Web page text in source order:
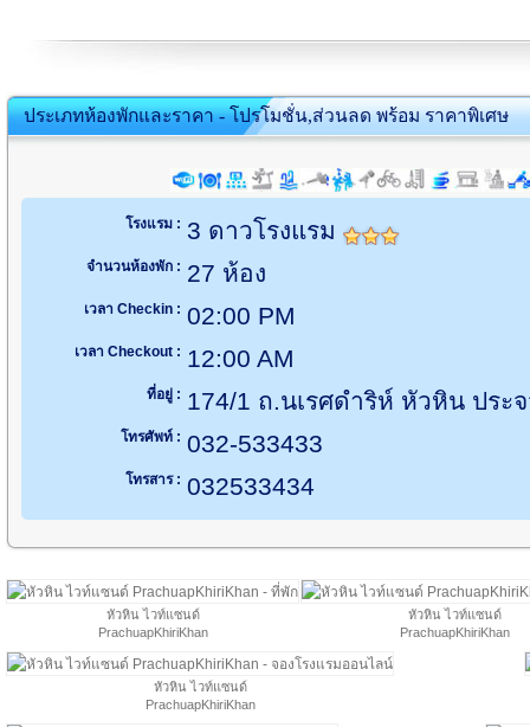
ประเภทห้องพักและราคา - โปรโมชั่น,ส่วนลด พร้อม ราคาพิเศษ
โรงแรม : 3 ดาวโรงแรม
จำนวนห้องพัก : 27 ห้อง
เวลา Checkin : 02:00 PM
เวลา Checkout : 12:00 AM
ที่อยู่ : 174/1 ถ.นเรศดำริห์ หัวหิน ประ
โทรศัพท์ : 032-533433
โทรสาร : 032533434
หัวหิน ไวท์แซนด์
PrachuapKhiriKhan
หัวหิน ไวท์แซนด์
PrachuapKhiriKhan
หัวหิน ไวท์แซนด์
PrachuapKhiriKhan